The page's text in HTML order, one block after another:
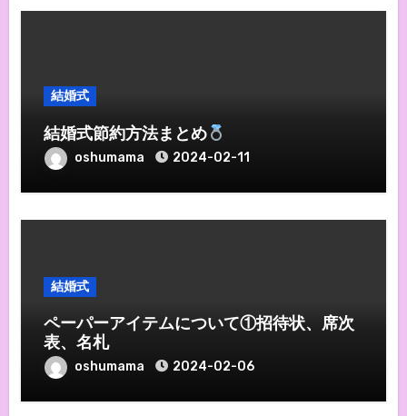
結婚式
結婚式節約方法まとめ
oshumama 2024-02-11
結婚式
ペーパーアイテムについて①招待状、席次
表、名札
oshumama 2024-02-06